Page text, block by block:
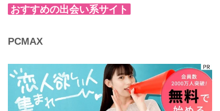
おすすめの出会い系サイト
PCMAX